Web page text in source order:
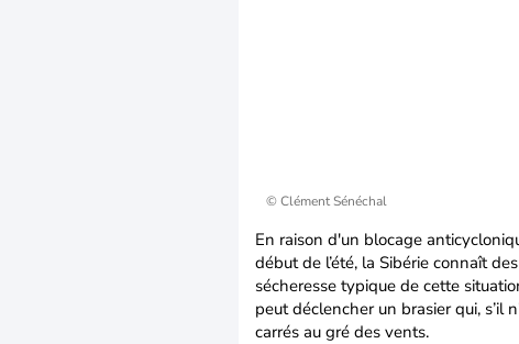
© Clément Sénéchal
En raison d'un blocage
début de l’été, la Sibérie connaît
sécheresse typique de cette
peut déclencher un brasier qui, s’il
carrés au gré des vents.